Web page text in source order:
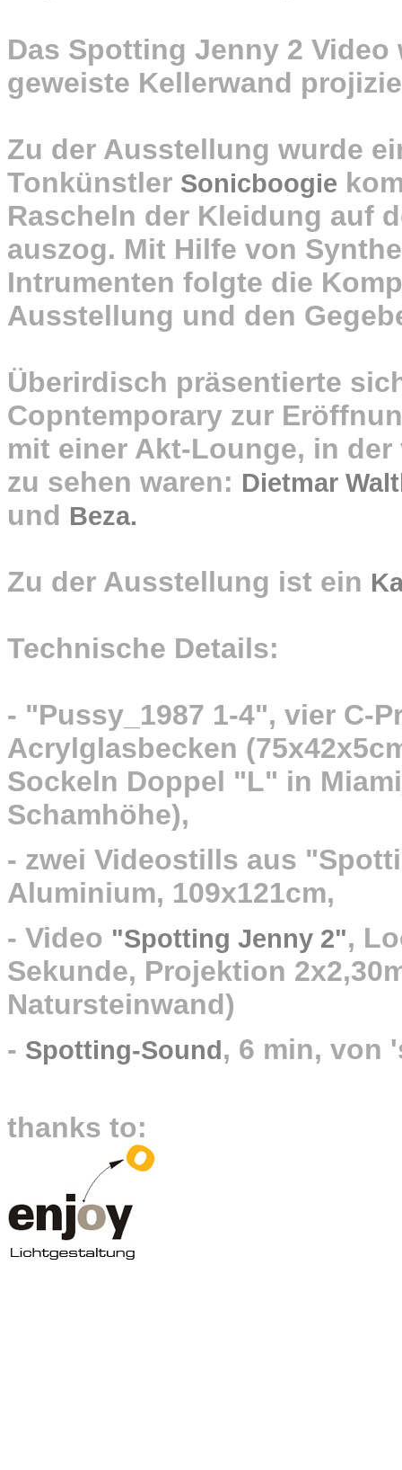
Das Spotting Jenny 2
geweiste Kellerwand
Zu der Ausstellung wurde
Tonkünstler Sonicboogie
Rascheln der Kleidung auf
auszog. Mit Hilfe von
Intrumenten folgte die
Ausstellung und den
Überirdisch präsentierte
Copntemporary zur
mit einer Akt-Lounge, in
zu sehen waren: Dietmar
und Beza.
Zu der Ausstellung ist ein
Technische Details:
- "Pussy_1987 1-4", vier C-
Acrylglasbecken
Sockeln Doppel "L" in
Schamhöhe),
- zwei Videostills aus
Aluminium, 109x121cm,
- Video "Spotting Jenny 2",
Sekunde, Projektion
Natursteinwand)
- Spotting-Sound, 6 min, von
thanks to: